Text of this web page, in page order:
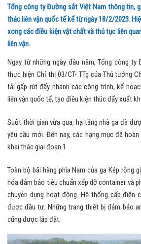
Tổng công ty Đường sắt Việt Nam thông tin,
thác liên vận quốc tế kể từ ngày 18/2/2023.
xong các điều kiện vật chất và thủ tục liên
liên vận.
Ngay từ những ngày đầu năm, Tổng công
thực hiện Chỉ thị 03/CT- TTg của Thủ tướng
tải gấp rút đẩy nhanh các công trình, kế
liên vận quốc tế, tạo điều kiện thúc đẩy xuất
Suốt thời gian vừa qua, hạ tầng nhà ga đã
yêu cầu mới. Đến nay, các hạng mục đã
khai thác giai đoạn 1.
Toàn bộ bãi hàng phía Nam của ga Kép rộng
hóa đảm bảo tiêu chuẩn xếp dỡ container và
chuyên dụng hoạt động. Hệ thống cấp điện
được đầu tư. Những trang thiết bị đảm bảo
cũng được lắp đặt.